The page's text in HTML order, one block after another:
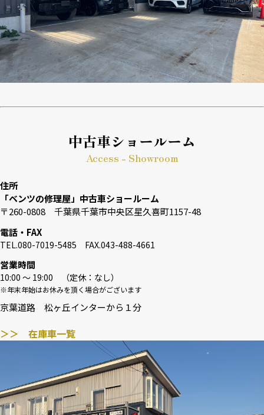
中古車ショールーム
Access - Showroom
住所
「ベンツの修理屋」中古車ショールーム
〒260-0808 千葉県千葉市中央区星久喜町1157-48
電話・FAX
TEL.080-7019-5485 FAX.043-488-4661
営業時間
10:00 〜 19:00 （定休：なし）
※年末年始はお休みを頂く場合がございます
京葉道路 松ヶ丘インターから１分
＞＞ 在庫車一覧